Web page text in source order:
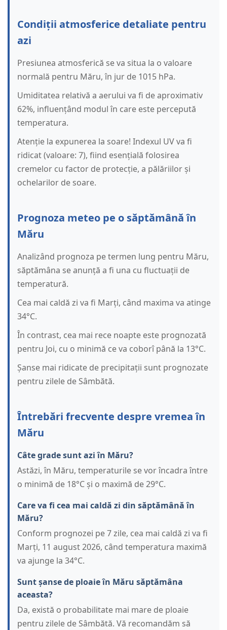
Condiții atmosferice detaliate pentru
azi
Presiunea atmosferică se va situa la o valoare
normală pentru Măru, în jur de 1015 hPa.
Umiditatea relativă a aerului va fi de aproximativ
62%, influențând modul în care este percepută
temperatura.
Atenție la expunerea la soare! Indexul UV va fi
ridicat (valoare: 7), fiind esențială folosirea
cremelor cu factor de protecție, a pălăriilor și
ochelarilor de soare.
Prognoza meteo pe o săptămână în
Măru
Analizând prognoza pe termen lung pentru Măru,
săptămâna se anunță a fi una cu fluctuații de
temperatură.
Cea mai caldă zi va fi Marți, când maxima va atinge
34°C.
În contrast, cea mai rece noapte este prognozată
pentru Joi, cu o minimă ce va coborî până la 13°C.
Șanse mai ridicate de precipitații sunt prognozate
pentru zilele de Sâmbătă.
Întrebări frecvente despre vremea în
Măru
Câte grade sunt azi în Măru?
Astăzi, în Măru, temperaturile se vor încadra între
o minimă de 18°C și o maximă de 29°C.
Care va fi cea mai caldă zi din săptămână în
Măru?
Conform prognozei pe 7 zile, cea mai caldă zi va fi
Marți, 11 august 2026, când temperatura maximă
va ajunge la 34°C.
Sunt șanse de ploaie în Măru săptămâna
aceasta?
Da, există o probabilitate mai mare de ploaie
pentru zilele de Sâmbătă. Vă recomandăm să